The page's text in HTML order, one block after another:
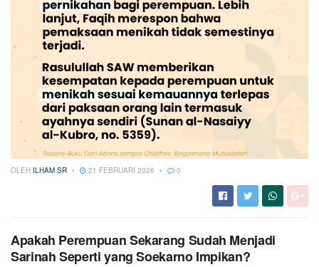
OLEH ILHAM SR 21 FEBRUARI 2026 0
Apakah Perempuan Sekarang Sudah Menjadi
Sarinah Seperti yang Soekarno Impikan?